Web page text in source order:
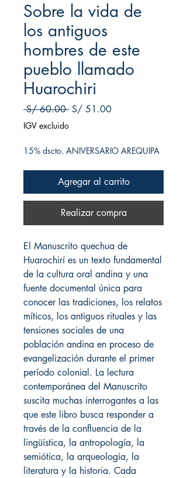
Sobre la vida de
los antiguos
hombres de este
pueblo llamado
Huarochiri
S/ 60.00 Precio
S/ 51.00Precio de oferta
IGV excluido
15% dscto. ANIVERSARIO AREQUIPA
Agregar al carrito
Realizar compra
El Manuscrito quechua de
Huarochirí es un texto fundamental
de la cultura oral andina y una
fuente documental única para
conocer las tradiciones, los relatos
míticos, los antiguos rituales y las
tensiones sociales de una
población andina en proceso de
evangelización durante el primer
período colonial. La lectura
contemporánea del Manuscrito
suscita muchas interrogantes a las
que este libro busca responder a
través de la confluencia de la
lingüística, la antropología, la
semiótica, la arqueología, la
literatura y la historia. Cada